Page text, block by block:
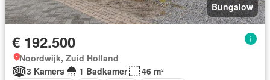
Bungalow
€ 192.500
Noordwijk, Zuid Holland
3 Kamers
1 Badkamer
46 m²